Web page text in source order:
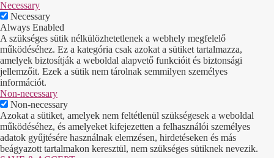
Necessary
Necessary
Always Enabled
A szükséges sütik nélkülözhetetlenek a webhely megfelelő
működéséhez. Ez a kategória csak azokat a sütiket tartalmazza,
amelyek biztosítják a weboldal alapvető funkcióit és biztonsági
jellemzőit. Ezek a sütik nem tárolnak semmilyen személyes
információt.
Non-necessary
Non-necessary
Azokat a sütiket, amelyek nem feltétlenül szükségesek a weboldal
működéséhez, és amelyeket kifejezetten a felhasználói személyes
adatok gyűjtésére használnak elemzésen, hirdetéseken és más
beágyazott tartalmakon keresztül, nem szükséges sütiknek nevezik.